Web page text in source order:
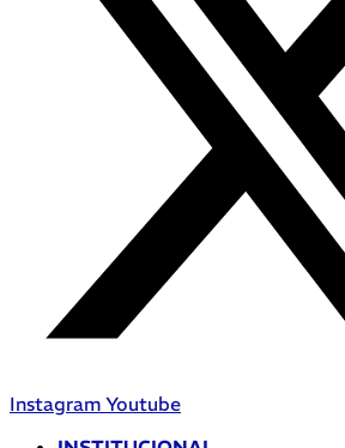
Instagram Youtube